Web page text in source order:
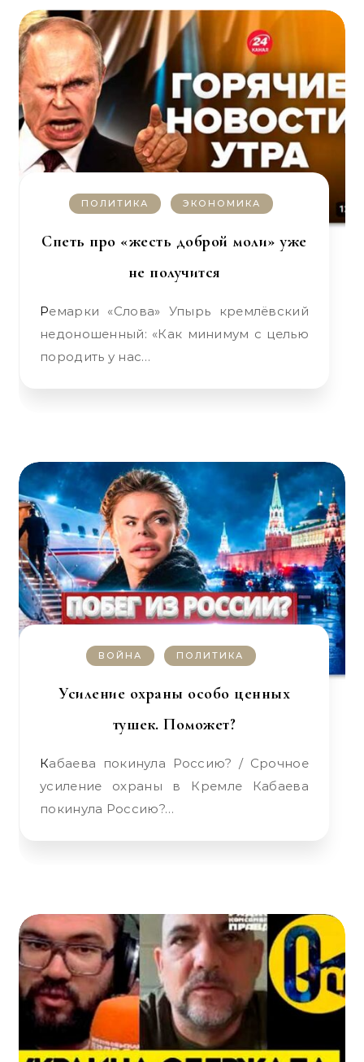
ПОЛИТИКА ЭКОНОМИКА
Спеть про «жесть доброй моли» уже
не получится
Ремарки «Слова» Упырь кремлёвский
недоношенный: «Как минимум с целью
породить у нас…
ВОЙНА ПОЛИТИКА
Усиление охраны особо ценных
тушек. Поможет?
Кабаева покинула Россию? / Срочное
усиление охраны в Кремле Кабаева
покинула Россию?…